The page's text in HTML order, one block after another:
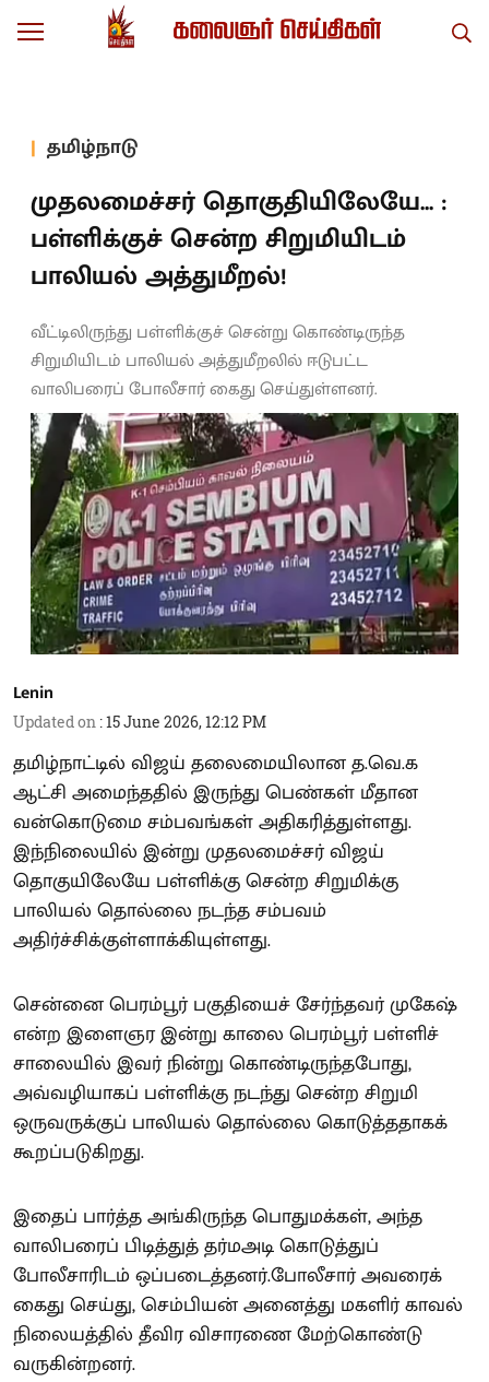
தமிழ்நாடு
முதலமைச்சர் தொகுதியிலேயே... :
பள்ளிக்குச் சென்ற சிறுமியிடம்
பாலியல் அத்துமீறல்!
வீட்டிலிருந்து பள்ளிக்குச் சென்று கொண்டிருந்த
சிறுமியிடம் பாலியல் அத்துமீறலில் ஈடுபட்ட
வாலிபரைப் போலீசார் கைது செய்துள்ளனர்.
Lenin
Updated on :15 June 2026, 12:12 PM
தமிழ்நாட்டில் விஜய் தலைமையிலான த.வெ.க
ஆட்சி அமைந்ததில் இருந்து பெண்கள் மீதான
வன்கொடுமை சம்பவங்கள் அதிகரித்துள்ளது.
இந்நிலையில் இன்று முதலமைச்சர் விஜய்
தொகுயிலேயே பள்ளிக்கு சென்ற சிறுமிக்கு
பாலியல் தொல்லை நடந்த சம்பவம்
அதிர்ச்சிக்குள்ளாக்கியுள்ளது.
சென்னை பெரம்பூர் பகுதியைச் சேர்ந்தவர் முகேஷ்
என்ற இளைஞர இன்று காலை பெரம்பூர் பள்ளிச்
சாலையில் இவர் நின்று கொண்டிருந்தபோது,
அவ்வழியாகப் பள்ளிக்கு நடந்து சென்ற சிறுமி
ஒருவருக்குப் பாலியல் தொல்லை கொடுத்ததாகக்
கூறப்படுகிறது.
இதைப் பார்த்த அங்கிருந்த பொதுமக்கள், அந்த
வாலிபரைப் பிடித்துத் தர்மஅடி கொடுத்துப்
போலீசாரிடம் ஒப்படைத்தனர்.போலீசார் அவரைக்
கைது செய்து, செம்பியன் அனைத்து மகளிர் காவல்
நிலையத்தில் தீவிர விசாரணை மேற்கொண்டு
வருகின்றனர்.